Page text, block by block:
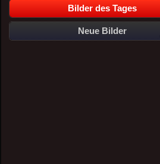
Bilder des Tages
Neue Bilder